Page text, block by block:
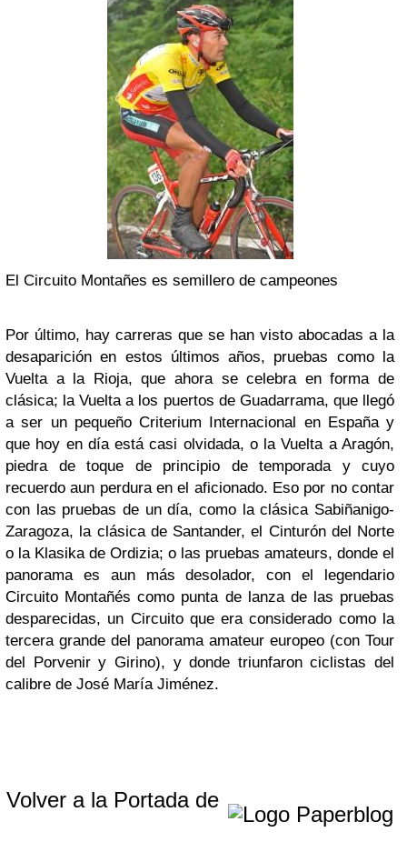
El Circuito Montañes es semillero de campeones
Por último, hay carreras que se han visto abocadas a la
desaparición en estos últimos años, pruebas como la
Vuelta a la Rioja, que ahora se celebra en forma de
clásica; la Vuelta a los puertos de Guadarrama, que llegó
a ser un pequeño Criterium Internacional en España y
que hoy en día está casi olvidada, o la Vuelta a Aragón,
piedra de toque de principio de temporada y cuyo
recuerdo aun perdura en el aficionado. Eso por no contar
con las pruebas de un día, como la clásica Sabiñanigo-
Zaragoza, la clásica de Santander, el Cinturón del Norte
o la Klasika de Ordizia; o las pruebas amateurs, donde el
panorama es aun más desolador, con el legendario
Circuito Montañés como punta de lanza de las pruebas
desparecidas, un Circuito que era considerado como la
tercera grande del panorama amateur europeo (con Tour
del Porvenir y Girino), y donde triunfaron ciclistas del
calibre de José María Jiménez.
Volver a la Portada de